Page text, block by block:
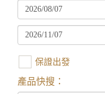
保證出發
產品快搜：